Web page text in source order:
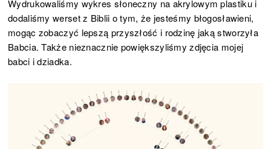
Wydrukowaliśmy wykres słoneczny na akrylowym plastiku i
dodaliśmy werset z Biblii o tym, że jesteśmy błogosławieni,
mogąc zobaczyć lepszą przyszłość i rodzinę jaką stworzyła
Babcia. Także nieznacznie powiększyliśmy zdjęcia mojej
babci i dziadka.